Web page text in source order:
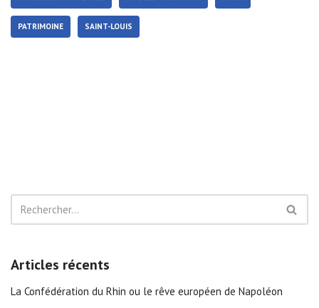
PATRIMOINE SAINT-LOUIS
Articles récents
La Confédération du Rhin ou le rêve européen de Napoléon